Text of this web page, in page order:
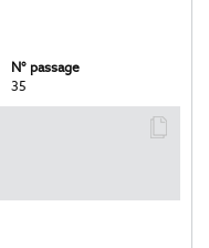
N° passage
35